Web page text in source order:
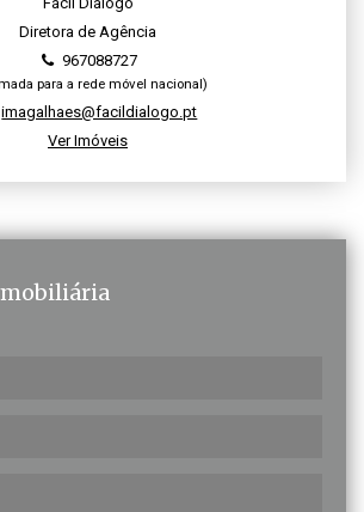
Diretora de Agência
967088727
para a rede móvel nacional)
imagalhaes@facildialogo.pt
Ver Imóveis